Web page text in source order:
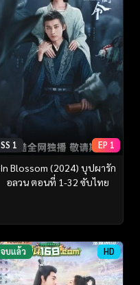
SS 1 EP 1
In Blossom (2024) บุปผารัก
อลวน ตอนที่ 1-32 ซับไทย
จบแล้ว HD